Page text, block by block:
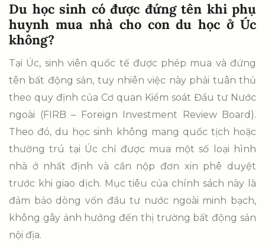
Du học sinh có được đứng tên khi phụ
huynh mua nhà cho con du học ở Úc
không?
Tại Úc, sinh viên quốc tế được phép mua và đứng
tên bất động sản, tuy nhiên việc này phải tuân thủ
theo quy định của Cơ quan Kiểm soát Đầu tư Nước
ngoài (FIRB – Foreign Investment Review Board).
Theo đó, du học sinh không mang quốc tịch hoặc
thường trú tại Úc chỉ được mua một số loại hình
nhà ở nhất định và cần nộp đơn xin phê duyệt
trước khi giao dịch. Mục tiêu của chính sách này là
đảm bảo dòng vốn đầu tư nước ngoài minh bạch,
không gây ảnh hưởng đến thị trường bất động sản
nội địa.